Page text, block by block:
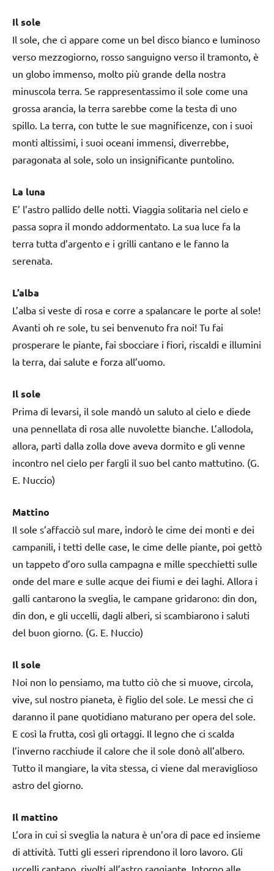
Il sole
Il sole, che ci appare come un bel disco bianco e luminoso
verso mezzogiorno, rosso sanguigno verso il tramonto, è
un globo immenso, molto più grande della nostra
minuscola terra. Se rappresentassimo il sole come una
grossa arancia, la terra sarebbe come la testa di uno
spillo. La terra, con tutte le sue magnificenze, con i suoi
monti altissimi, i suoi oceani immensi, diverrebbe,
paragonata al sole, solo un insignificante puntolino.
La luna
E’ l’astro pallido delle notti. Viaggia solitaria nel cielo e
passa sopra il mondo addormentato. La sua luce fa la
terra tutta d’argento e i grilli cantano e le fanno la
serenata.
L’alba
L’alba si veste di rosa e corre a spalancare le porte al sole!
Avanti oh re sole, tu sei benvenuto fra noi! Tu fai
prosperare le piante, fai sbocciare i fiori, riscaldi e illumini
la terra, dai salute e forza all’uomo.
Il sole
Prima di levarsi, il sole mandò un saluto al cielo e diede
una pennellata di rosa alle nuvolette bianche. L’allodola,
allora, partì dalla zolla dove aveva dormito e gli venne
incontro nel cielo per fargli il suo bel canto mattutino. (G.
E. Nuccio)
Mattino
Il sole s’affacciò sul mare, indorò le cime dei monti e dei
campanili, i tetti delle case, le cime delle piante, poi gettò
un tappeto d’oro sulla campagna e mille specchietti sulle
onde del mare e sulle acque dei fiumi e dei laghi. Allora i
galli cantarono la sveglia, le campane gridarono: din don,
din don, e gli uccelli, dagli alberi, si scambiarono i saluti
del buon giorno. (G. E. Nuccio)
Il sole
Noi non lo pensiamo, ma tutto ciò che si muove, circola,
vive, sul nostro pianeta, è figlio del sole. Le messi che ci
daranno il pane quotidiano maturano per opera del sole.
E così la frutta, così gli ortaggi. Il legno che ci scalda
l’inverno racchiude il calore che il sole donò all’albero.
Tutto il mangiare, la vita stessa, ci viene dal meraviglioso
astro del giorno.
Il mattino
L’ora in cui si sveglia la natura è un’ora di pace ed insieme
di attività. Tutti gli esseri riprendono il loro lavoro. Gli
uccelli cantano, rivolti all’astro raggiante. Intorno alle